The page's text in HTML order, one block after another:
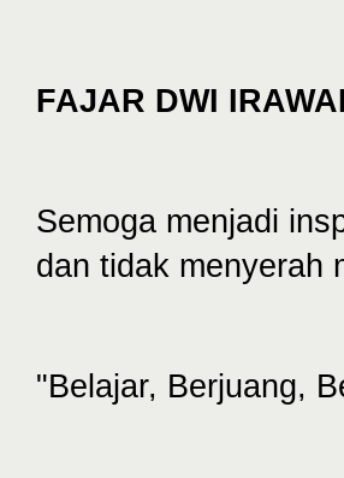
FAJAR DWI
Semoga menjadi
dan tidak menyerah
"Belajar, Berjuang,